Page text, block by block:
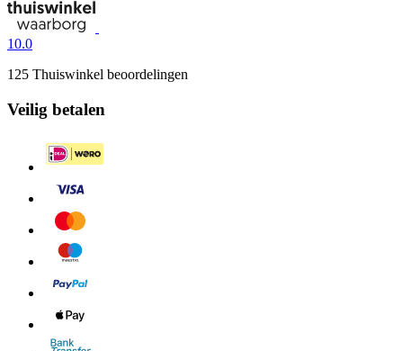
10.0
125 Thuiswinkel beoordelingen
Veilig betalen